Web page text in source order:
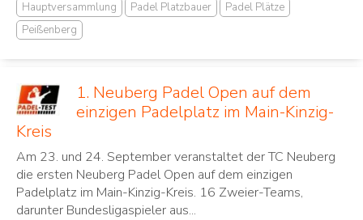
Hauptversammlung Padel Platzbauer
Padel Plätze
Peißenberg
1. Neuberg Padel Open auf dem
einzigen Padelplatz im Main-Kinzig-
Kreis
Am 23. und 24. September veranstaltet der TC Neuberg
die ersten Neuberg Padel Open auf dem einzigen
Padelplatz im Main-Kinzig-Kreis. 16 Zweier-Teams,
darunter Bundesligaspieler aus...